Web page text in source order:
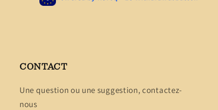
CONTACT
Une question ou une suggestion, contactez-
nous